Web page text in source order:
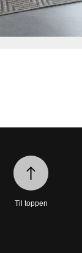
Til toppen